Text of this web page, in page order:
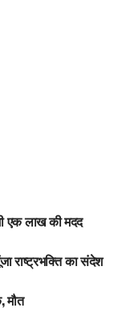
एक लाख की मदद
राष्ट्रभक्ति का संदेश
मौत